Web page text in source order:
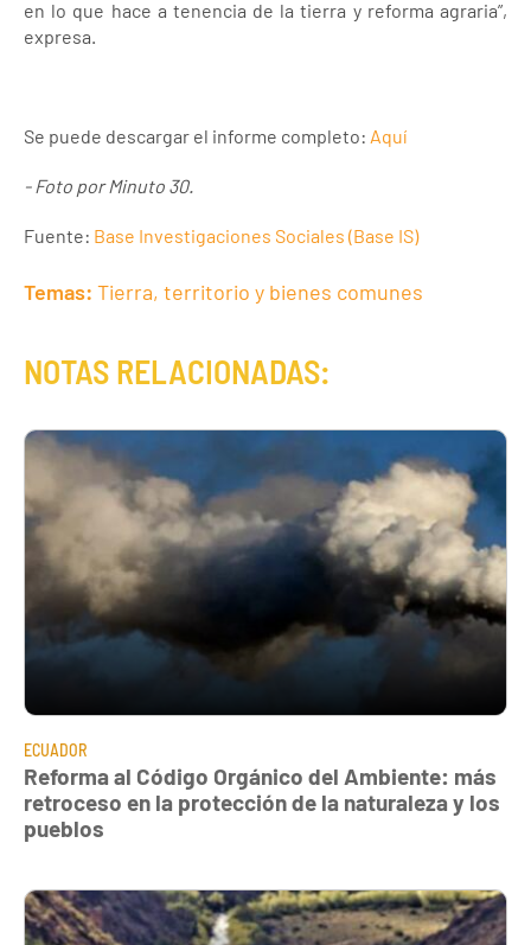
en lo que hace a tenencia de la tierra y reforma agraria”,
expresa.
Se puede descargar el informe completo: Aquí
- Foto por Minuto 30.
Fuente: Base Investigaciones Sociales (Base IS)
Temas: Tierra, territorio y bienes comunes
NOTAS RELACIONADAS:
ECUADOR
Reforma al Código Orgánico del Ambiente: más
retroceso en la protección de la naturaleza y los
pueblos